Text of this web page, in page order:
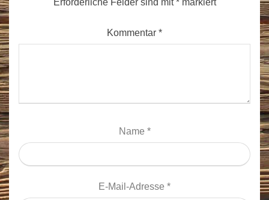
Erforderliche Felder sind mit*markiert
Kommentar *
Name *
E-Mail-Adresse *